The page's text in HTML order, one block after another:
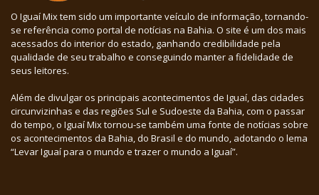
O Iguaí Mix tem sido um importante veículo de informação, tornando-
se referência como portal de notícias na Bahia. O site é um dos mais
acessados do interior do estado, ganhando credibilidade pela
qualidade de seu trabalho e conseguindo manter a fidelidade de
seus leitores.
Além de divulgar os principais acontecimentos de Iguaí, das cidades
circunvizinhas e das regiões Sul e Sudoeste da Bahia, com o passar
do tempo, o Iguaí Mix tornou-se também uma fonte de notícias sobre
os acontecimentos da Bahia, do Brasil e do mundo, adotando o lema
“Levar Iguaí para o mundo e trazer o mundo a Iguaí”.